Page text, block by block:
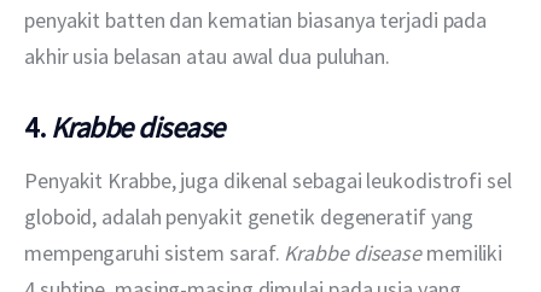
penyakit batten dan kematian biasanya terjadi pada
akhir usia belasan atau awal dua puluhan.
4.Krabbe disease
Penyakit Krabbe, juga dikenal sebagai leukodistrofi sel
globoid, adalah penyakit genetik degeneratif yang
mempengaruhi sistem saraf. Krabbe disease memiliki